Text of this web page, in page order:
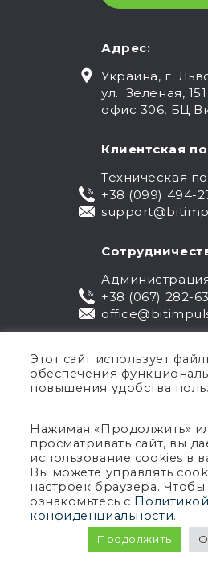
Адрес:
Украина, г.
ул. Зеленая,
офис 306, БЦ
Клиентская
Техническая
+38 (099) 494-
+38 (067) 282-
Публичная
Гарантия
Политика
Условия
Авторское право © 2005-
Все права
Этот сайт использует
обеспечения
повышения удобства
Нажимая «Продолжить»
просматривать сайт, вы
использование cookies в
Вы можете управлять
настроек браузера.
ознакомьтесь с Политикой
конфиденциальности.
Продолжить